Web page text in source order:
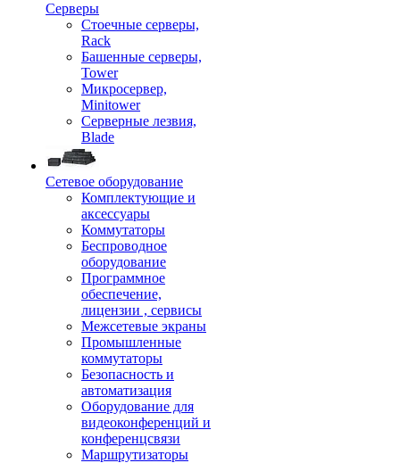
Серверы
Стоечные серверы,
Rack
Башенные серверы,
Tower
Микросервер,
Minitower
Серверные лезвия,
Blade
Сетевое оборудование
Комплектующие и
аксессуары
Коммутаторы
Беспроводное
оборудование
Программное
обеспечение,
лицензии , сервисы
Межсетевые экраны
Промышленные
коммутаторы
Безопасность и
автоматизация
Оборудование для
видеоконференций и
конференцсвязи
Маршрутизаторы